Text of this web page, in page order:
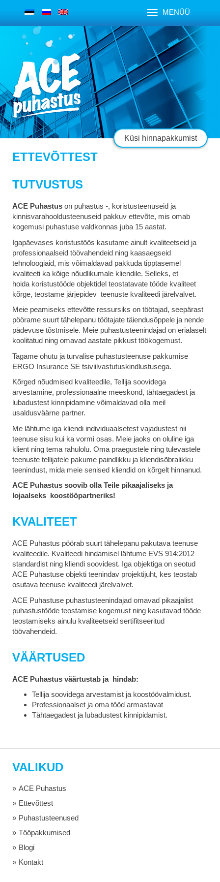
MENÜÜ
Küsi hinnapakkumist
ETTEVÕTTEST
TUTVUSTUS
ACE Puhastus on puhastus -, koristusteenuseid ja
kinnisvarahooldusteenuseid pakkuv ettevõte, mis omab
kogemusi puhastuse valdkonnas juba 15 aastat.
Igapäevases koristustöös kasutame ainult kvaliteetseid ja
professionaalseid töövahendeid ning kaasaegseid
tehnoloogiaid, mis võimaldavad pakkuda tipptasemel
kvaliteeti ka kõige nõudlikumale kliendile. Selleks, et
hoida koristustööde objektidel teostatavate tööde kvaliteet
kõrge, teostame järjepidev teenuste kvaliteedi järelvalvet.
Meie peamiseks ettevõtte ressursiks on töötajad, seepärast
pöörame suurt tähelepanu töötajate täiendusõppele ja nende
pädevuse tõstmisele. Meie puhastusteenindajad on erialaselt
koolitatud ning omavad aastate pikkust töökogemust.
Tagame ohutu ja turvalise puhastusteenuse pakkumise
ERGO Insurance SE tsiviilvastutuskindlustusega.
Kõrged nõudmised kvaliteedile, Tellija soovidega
arvestamine, professionaalne meeskond, tähtaegadest ja
lubadustest kinnipidamine võimaldavad olla meil
usaldusväärne partner.
Me lähtume iga kliendi individuaalsetest vajadustest nii
teenuse sisu kui ka vormi osas. Meie jaoks on oluline iga
klient ning tema rahulolu. Oma praegustele ning tulevastele
teenuste tellijatele pakume paindlikku ja kliendisõbralikku
teenindust, mida meie senised kliendid on kõrgelt hinnanud.
ACE Puhastus soovib olla Teile pikaajaliseks ja
lojaalseks koostööpartneriks!
KVALITEET
ACE Puhastus pöörab suurt tähelepanu pakutava teenuse
kvaliteedile. Kvaliteedi hindamisel lähtume EVS 914:2012
standardist ning kliendi soovidest. Iga objektiga on seotud
ACE Puhastuse objekti teenindav projektijuht, kes teostab
osutava teenuse kvaliteedi järelvalvet.
ACE Puhastuse puhastusteenindajad omavad pikaajalist
puhastustööde teostamise kogemust ning kasutavad tööde
teostamiseks ainulu kvaliteetseid sertifitseeritud
töövahendeid.
VÄÄRTUSED
ACE Puhastus väärtustab ja hindab:
Tellija soovidega arvestamist ja koostöövalmidust.
Professionaalset ja oma tööd armastavat
Tähtaegadest ja lubadustest kinnipidamist.
VALIKUD
ACE Puhastus
Ettevõttest
Puhastusteenused
Tööpakkumised
Blogi
Kontakt